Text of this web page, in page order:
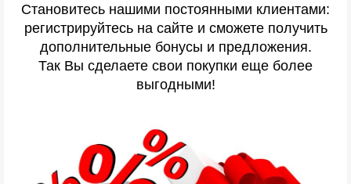
Становитесь нашими постоянными клиентами:
регистрируйтесь на сайте и сможете получить
дополнительные бонусы и предложения.
Так Вы сделаете свои покупки еще более
выгодными!